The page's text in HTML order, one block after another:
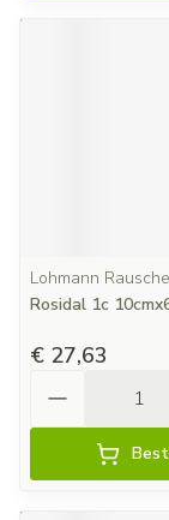
Lohmann
Rosidal 1c
€ 27,63